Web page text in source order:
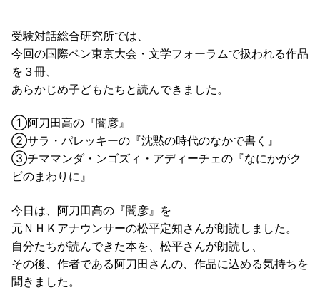
受験対話総合研究所では、
今回の国際ペン東京大会・文学フォーラムで扱われる作品
を３冊、
あらかじめ子どもたちと読んできました。
①阿刀田高の『闇彦』
②サラ・パレッキーの『沈黙の時代のなかで書く』
③チママンダ・ンゴズィ・アディーチェの『なにかがク
ビのまわりに』
今日は、阿刀田高の『闇彦』を
元ＮＨＫアナウンサーの松平定知さんが朗読しました。
自分たちが読んできた本を、松平さんが朗読し、
その後、作者である阿刀田さんの、作品に込める気持ちを
聞きました。